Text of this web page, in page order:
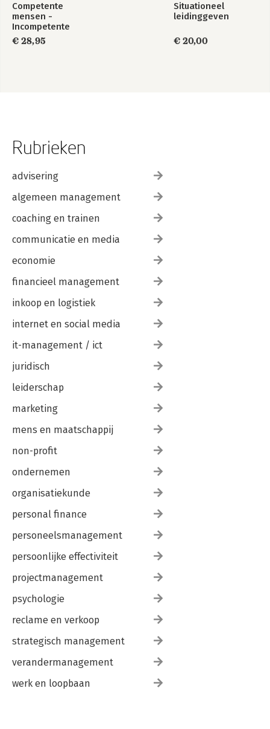
Competente
mensen -
Incompetente
teams
€ 28,95
Situationeel
leidinggeven
€ 20,00
Rubrieken
advisering
algemeen management
coaching en trainen
communicatie en media
economie
financieel management
inkoop en logistiek
internet en social media
it-management / ict
juridisch
leiderschap
marketing
mens en maatschappij
non-profit
ondernemen
organisatiekunde
personal finance
personeelsmanagement
persoonlijke effectiviteit
projectmanagement
psychologie
reclame en verkoop
strategisch management
verandermanagement
werk en loopbaan